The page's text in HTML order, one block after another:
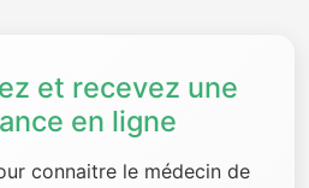
et recevez une
en ligne
connaitre le médecin de